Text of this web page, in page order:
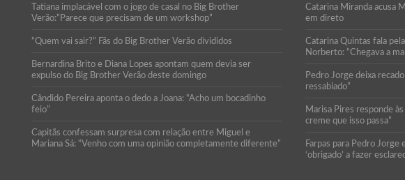
Tatiana implacável com o jogo de casal no Big Brother
Verão:”Parece que precisam de um workshop”
“Quem vai sair?” Fãs do Big Brother Verão divididos
Bernardina Brito e Diana Lopes apontam quem devia ser
expulso do Big Brother Verão deste domingo
Cândido Pereira aponta o dedo a Joana: “Acho um bocadinho
feio”
Capitãs confessam surpresa com relação entre Miguel e
Mariana Sá: “Venho com uma opinião completamente diferente”
Catarina Miranda acusa
em direto
Catarina Quintas fala
Norberto: “Chegava a
Pedro Jorge deixa
ressabiado”
Marisa Pires responde
creme que isso passa”
Farpas para Pedro
‘obrigado’ a fazer